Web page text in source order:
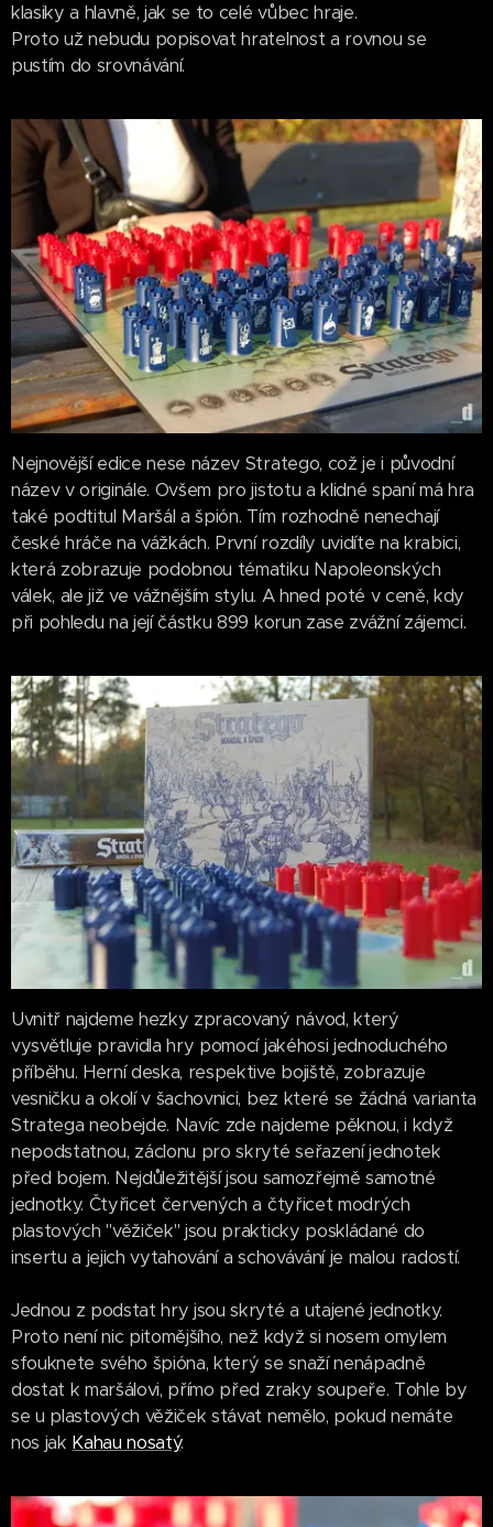
klasiky a hlavně, jak se to celé vůbec hraje.
Proto už nebudu popisovat hratelnost a rovnou se
pustím do srovnávání.
Nejnovější edice nese název Stratego, což je i původní
název v originále. Ovšem pro jistotu a klidné spaní má hra
také podtitul Maršál a špión. Tím rozhodně nenechají
české hráče na vážkách. První rozdíly uvidíte na krabici,
která zobrazuje podobnou tématiku Napoleonských
válek, ale již ve vážnějším stylu. A hned poté v ceně, kdy
při pohledu na její částku 899 korun zase zvážní zájemci.
Uvnitř najdeme hezky zpracovaný návod, který
vysvětluje pravidla hry pomocí jakéhosi jednoduchého
příběhu. Herní deska, respektive bojiště, zobrazuje
vesničku a okolí v šachovnici, bez které se žádná varianta
Stratega neobejde. Navíc zde najdeme pěknou, i když
nepodstatnou, záclonu pro skryté seřazení jednotek
před bojem. Nejdůležitější jsou samozřejmě samotné
jednotky. Čtyřicet červených a čtyřicet modrých
plastových "věžiček" jsou prakticky poskládané do
insertu a jejich vytahování a schovávání je malou radostí.
Jednou z podstat hry jsou skryté a utajené jednotky.
Proto není nic pitomějšího, než když si nosem omylem
sfouknete svého špióna, který se snaží nenápadně
dostat k maršálovi, přímo před zraky soupeře. Tohle by
se u plastových věžiček stávat nemělo, pokud nemáte
nos jak Kahau nosatý.